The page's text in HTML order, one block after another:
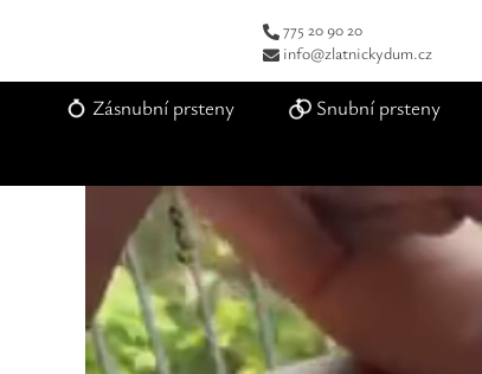
775 20 90 20
info@zlatnickydum.cz
Zásnubní prsteny Snubní prsteny